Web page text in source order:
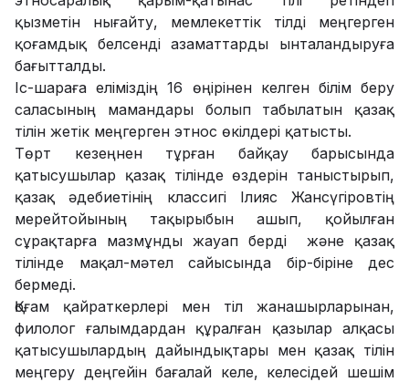
қызметін нығайту, мемлекеттік тілді меңгерген
қоғамдық белсенді азаматтарды ынталандыруға
бағытталды.
Іс-шараға еліміздің 16 өңірінен келген білім беру
саласының мамандары болып табылатын қазақ
тілін жетік меңгерген этнос өкілдері қатысты.
Төрт кезеңнен тұрған байқау барысында
қатысушылар қазақ тілінде өздерін таныстырып,
қазақ әдебиетінің классигі Ілияс Жансүгіровтің
мерейтойының тақырыбын ашып, қойылған
сұрақтарға мазмұнды жауап берді және қазақ
тілінде мақал-мәтел сайысында бір-біріне дес
бермеді.
Қоғам қайраткерлері мен тіл жанашырларынан,
филолог ғалымдардан құралған қазылар алқасы
қатысушылардың дайындықтары мен қазақ тілін
меңгеру деңгейін бағалай келе, келесідей шешім